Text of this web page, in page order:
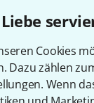
Cookies
Dazu zählen
Wenn